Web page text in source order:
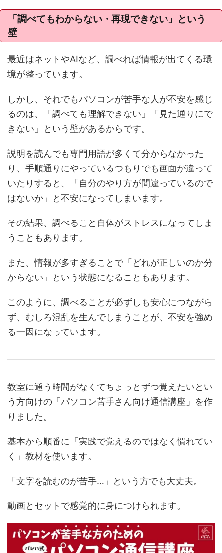
「調べてもわからない・再現できない」という
壁
最近はネットやAIなど、調べれば情報が出てくる環
境が整っています。
しかし、それでもパソコンが苦手な人が不安を感じ
るのは、「調べても理解できない」「見た通りにで
きない」という壁があるからです。
説明を読んでも専門用語が多くて分からなかった
り、手順通りにやっているつもりでも画面が違って
いたりすると、「自分のやり方が間違っているので
はないか」と不安になってしまいます。
その結果、調べること自体がストレスになってしま
うこともあります。
また、情報が多すぎることで「どれが正しいのか分
からない」という状態になることもあります。
このように、調べることが必ずしも安心につながら
ず、むしろ混乱を生んでしまうことが、不安を強め
る一因になっています。
教室に通う時間がなくてちょっとずつ覚えたいとい
う方向けの「パソコン苦手さん向け通信講座」を作
りました。
基本から順番に「実践で覚えるのではなく慣れてい
く」教材を使います。
「文字を読むのが苦手…」という方でも大丈夫。
動画とセットで感覚的に身につけられます。